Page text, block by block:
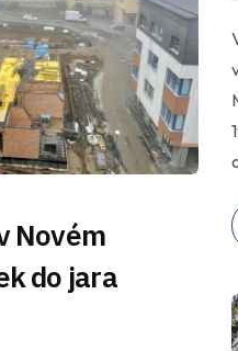
Novém
do jara